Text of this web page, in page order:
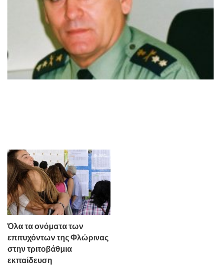
Όλα τα ονόματα των
επιτυχόντων της Φλώρινας
στην τριτοβάθμια
εκπαίδευση